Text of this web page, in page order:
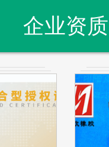
企业资质